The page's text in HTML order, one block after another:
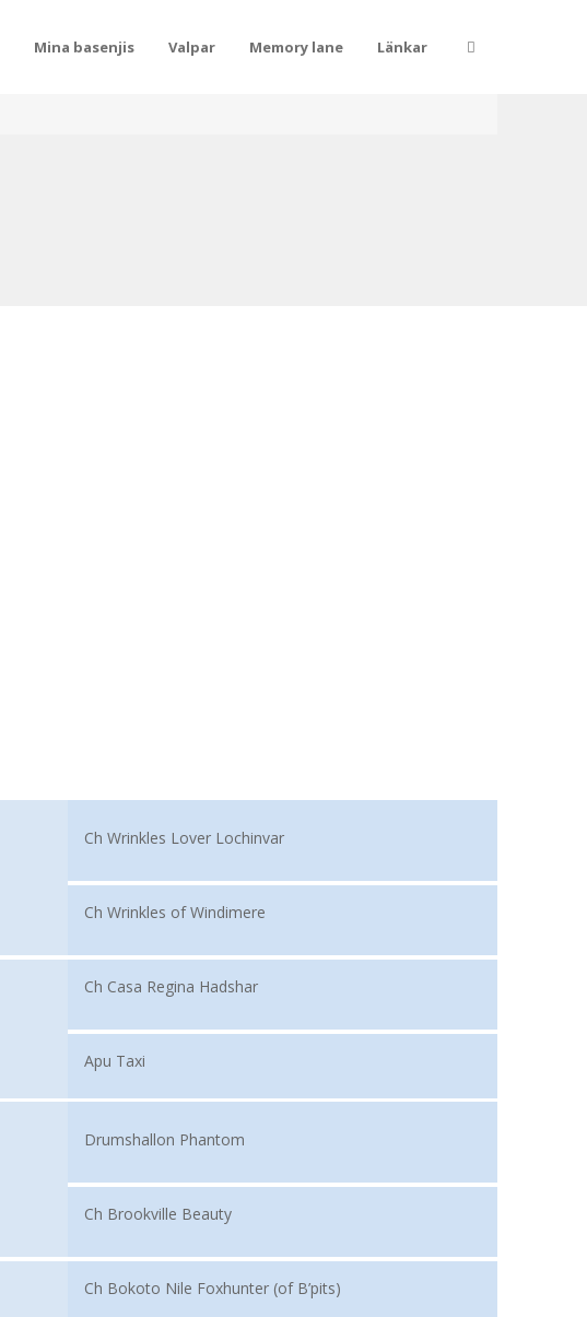
Mina basenjis Valpar Memory lane Länkar
Ch Wrinkles Lover Lochinvar
Ch Wrinkles of Windimere
Ch Casa Regina Hadshar
Apu Taxi
Drumshallon Phantom
Ch Brookville Beauty
Ch Bokoto Nile Foxhunter (of B’pits)